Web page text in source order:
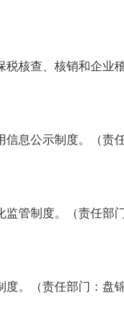
核查、核销和企业
息公示制度。（责
管制度。（责任部
。（责任部门：盘